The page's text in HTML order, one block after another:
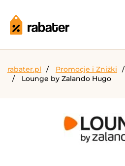
rabater.pl Promocje i Zniżki
Lounge by Zalando Hugo